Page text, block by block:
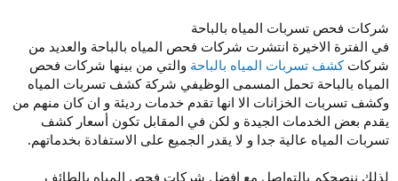
شركات فحص تسربات المياه بالباحة
في الفترة الاخيرة انتشرت شركات فحص المياه بالباحة والعديد من
شركاتكشف تسربات المياه بالباحة والتي من بينها شركات فحص
المياه بالباحة تحمل المسمى الوظيفي شركة كشف تسربات المياه
وكشف تسربات الخزانات الا انها تقدم خدمات رديئة و ان كان منهم من
يقدم بعض الخدمات الجيدة و لكن في المقابل تكون أسعار كشف
تسربات المياه عالية جدا و لا يقدر الجميع على الاستفادة بخدماتهم.
لذلك ننصحكم بالتواصل مع افضل شركات فحص المياه بالطائف